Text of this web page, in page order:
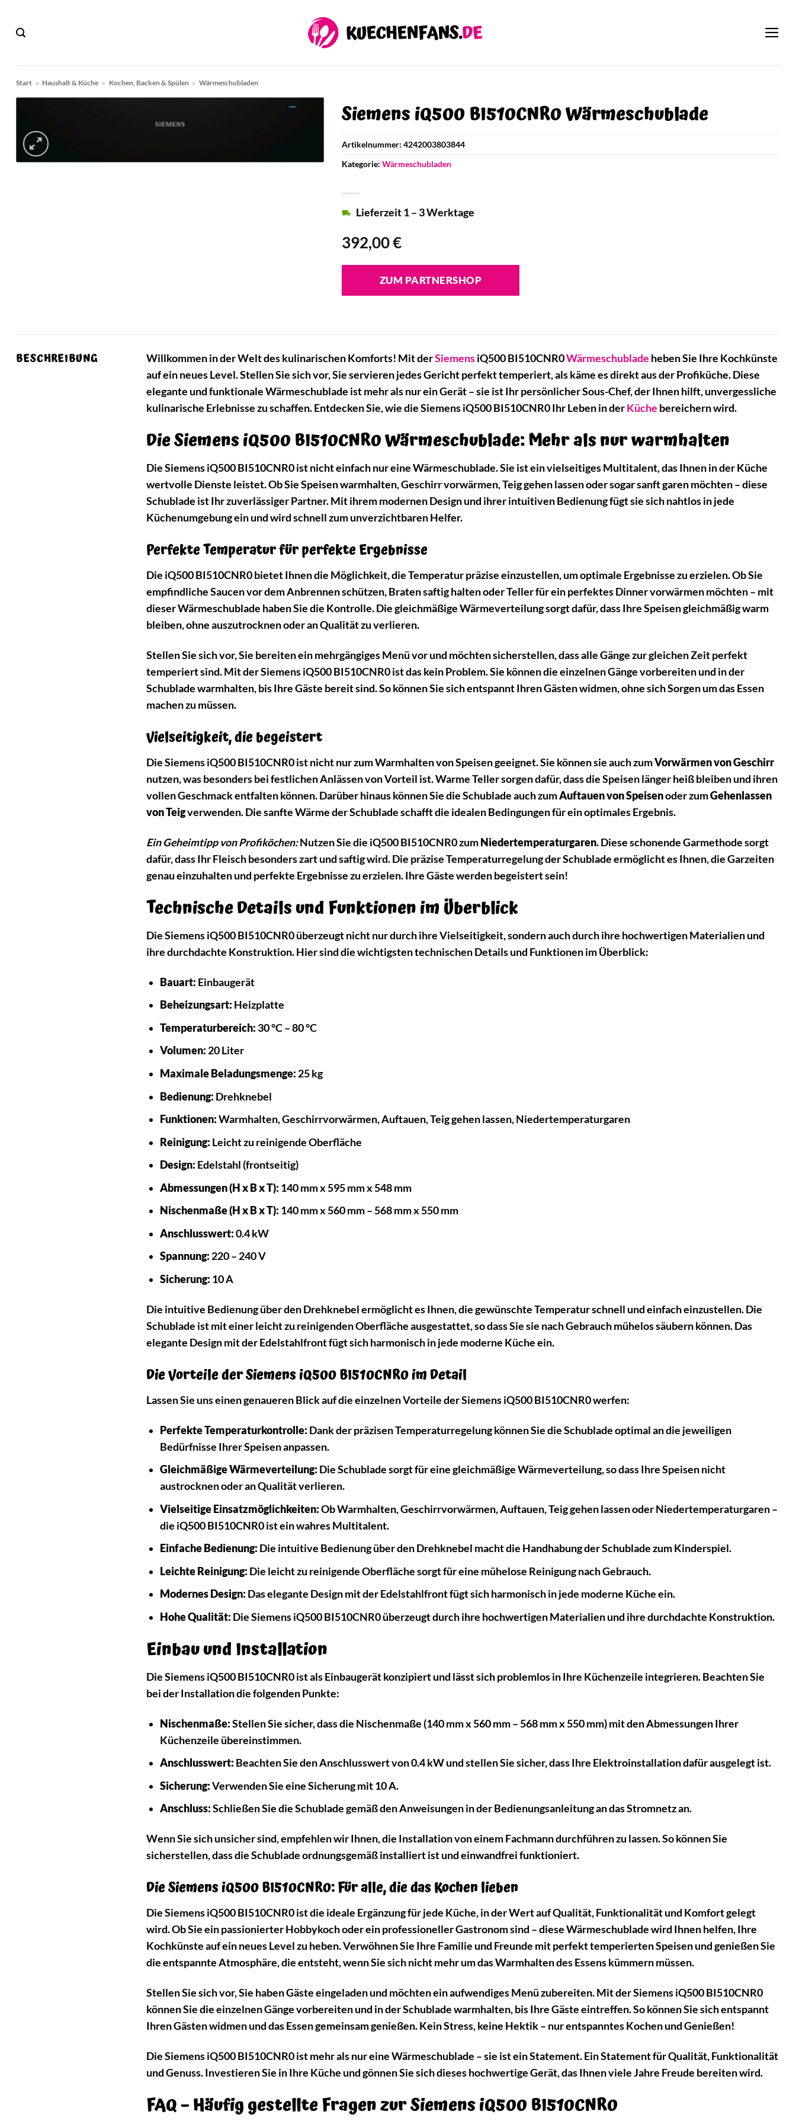
springen
Start » Haushalt & Küche » Kochen, Backen & Spülen » Wärmeschubladen
Siemens iQ500 BI510CNR0 Wärmeschublade
392,00€
Lieferzeit 1 – 3 Werktage
ZUM PARTNERSHOP
Artikelnummer: 4242003803844
Kategorie: Wärmeschubladen
BESCHREIBUNG Willkommen in der Welt des kulinarischen Komforts! Mit derSiemensiQ500 BI510CNR0Wärmeschublade heben Sie Ihre Kochkünste
auf ein neues Level. Stellen Sie sich vor, Sie servieren jedes Gericht perfekt temperiert, als käme es direkt aus der Profiküche. Diese
elegante und funktionale Wärmeschublade ist mehr als nur ein Gerät – sie ist Ihr persönlicher Sous-Chef, der Ihnen hilft, unvergessliche
kulinarische Erlebnisse zu schaffen. Entdecken Sie, wie die Siemens iQ500 BI510CNR0 Ihr Leben in derKüche bereichern wird.
Die Siemens iQ500 BI510CNR0 Wärmeschublade: Mehr als nur warmhalten
Die Siemens iQ500 BI510CNR0 ist nicht einfach nur eine Wärmeschublade. Sie ist ein vielseitiges Multitalent, das Ihnen in der Küche
wertvolle Dienste leistet. Ob Sie Speisen warmhalten, Geschirr vorwärmen, Teig gehen lassen oder sogar sanft garen möchten – diese
Schublade ist Ihr zuverlässiger Partner. Mit ihrem modernen Design und ihrer intuitiven Bedienung fügt sie sich nahtlos in jede
Küchenumgebung ein und wird schnell zum unverzichtbaren Helfer.
Perfekte Temperatur für perfekte Ergebnisse
Die iQ500 BI510CNR0 bietet Ihnen die Möglichkeit, die Temperatur präzise einzustellen, um optimale Ergebnisse zu erzielen. Ob Sie
empfindliche Saucen vor dem Anbrennen schützen, Braten saftig halten oder Teller für ein perfektes Dinner vorwärmen möchten – mit
dieser Wärmeschublade haben Sie die Kontrolle. Die gleichmäßige Wärmeverteilung sorgt dafür, dass Ihre Speisen gleichmäßig warm
bleiben, ohne auszutrocknen oder an Qualität zu verlieren.
Stellen Sie sich vor, Sie bereiten ein mehrgängiges Menü vor und möchten sicherstellen, dass alle Gänge zur gleichen Zeit perfekt
temperiert sind. Mit der Siemens iQ500 BI510CNR0 ist das kein Problem. Sie können die einzelnen Gänge vorbereiten und in der
Schublade warmhalten, bis Ihre Gäste bereit sind. So können Sie sich entspannt Ihren Gästen widmen, ohne sich Sorgen um das Essen
machen zu müssen.
Vielseitigkeit, die begeistert
Die Siemens iQ500 BI510CNR0 ist nicht nur zum Warmhalten von Speisen geeignet. Sie können sie auch zumVorwärmen von Geschirr
nutzen, was besonders bei festlichen Anlässen von Vorteil ist. Warme Teller sorgen dafür, dass die Speisen länger heiß bleiben und ihren
vollen Geschmack entfalten können. Darüber hinaus können Sie die Schublade auch zumAuftauen von Speisenoder zumGehenlassen
von Teigverwenden. Die sanfte Wärme der Schublade schafft die idealen Bedingungen für ein optimales Ergebnis.
Ein Geheimtipp von Profiköchen:Nutzen Sie die iQ500 BI510CNR0 zum Niedertemperaturgaren. Diese schonende Garmethode sorgt
dafür, dass Ihr Fleisch besonders zart und saftig wird. Die präzise Temperaturregelung der Schublade ermöglicht es Ihnen, die Garzeiten
genau einzuhalten und perfekte Ergebnisse zu erzielen. Ihre Gäste werden begeistert sein!
Technische Details und Funktionen im Überblick
Die Siemens iQ500 BI510CNR0 überzeugt nicht nur durch ihre Vielseitigkeit, sondern auch durch ihre hochwertigen Materialien und
ihre durchdachte Konstruktion. Hier sind die wichtigsten technischen Details und Funktionen im Überblick:
Bauart: Einbaugerät
Beheizungsart: Heizplatte
Temperaturbereich: 30 °C – 80 °C
Volumen:20 Liter
Maximale Beladungsmenge: 25 kg
Bedienung: Drehknebel
Funktionen:Warmhalten, Geschirrvorwärmen, Auftauen, Teig gehen lassen, Niedertemperaturgaren
Reinigung: Leicht zu reinigende Oberfläche
Design: Edelstahl (frontseitig)
Abmessungen (H x B x T): 140 mm x 595 mm x 548 mm
Nischenmaße (H x B x T): 140 mm x 560 mm – 568 mm x 550 mm
Anschlusswert:0.4 kW
Spannung:220 – 240 V
Sicherung: 10 A
Die intuitive Bedienung über den Drehknebel ermöglicht es Ihnen, die gewünschte Temperatur schnell und einfach einzustellen. Die
Schublade ist mit einer leicht zu reinigenden Oberfläche ausgestattet, so dass Sie sie nach Gebrauch mühelos säubern können. Das
elegante Design mit der Edelstahlfront fügt sich harmonisch in jede moderne Küche ein.
Die Vorteile der Siemens iQ500 BI510CNR0 im Detail
Lassen Sie uns einen genaueren Blick auf die einzelnen Vorteile der Siemens iQ500 BI510CNR0 werfen:
Perfekte Temperaturkontrolle: Dank der präzisen Temperaturregelung können Sie die Schublade optimal an die jeweiligen
Bedürfnisse Ihrer Speisen anpassen.
Gleichmäßige Wärmeverteilung: Die Schublade sorgt für eine gleichmäßige Wärmeverteilung, so dass Ihre Speisen nicht
austrocknen oder an Qualität verlieren.
Vielseitige Einsatzmöglichkeiten:Ob Warmhalten, Geschirrvorwärmen, Auftauen, Teig gehen lassen oder Niedertemperaturgaren –
die iQ500 BI510CNR0 ist ein wahres Multitalent.
Einfache Bedienung: Die intuitive Bedienung über den Drehknebel macht die Handhabung der Schublade zum Kinderspiel.
Leichte Reinigung: Die leicht zu reinigende Oberfläche sorgt für eine mühelose Reinigung nach Gebrauch.
Modernes Design: Das elegante Design mit der Edelstahlfront fügt sich harmonisch in jede moderne Küche ein.
Hohe Qualität: Die Siemens iQ500 BI510CNR0 überzeugt durch ihre hochwertigen Materialien und ihre durchdachte Konstruktion.
Einbau und Installation
Die Siemens iQ500 BI510CNR0 ist als Einbaugerät konzipiert und lässt sich problemlos in Ihre Küchenzeile integrieren. Beachten Sie
bei der Installation die folgenden Punkte:
Nischenmaße:Stellen Sie sicher, dass die Nischenmaße (140 mm x 560 mm – 568 mm x 550 mm) mit den Abmessungen Ihrer
Küchenzeile übereinstimmen.
Anschlusswert: Beachten Sie den Anschlusswert von 0.4 kW und stellen Sie sicher, dass Ihre Elektroinstallation dafür ausgelegt ist.
Sicherung:Verwenden Sie eine Sicherung mit 10 A.
Anschluss:Schließen Sie die Schublade gemäß den Anweisungen in der Bedienungsanleitung an das Stromnetz an.
Wenn Sie sich unsicher sind, empfehlen wir Ihnen, die Installation von einem Fachmann durchführen zu lassen. So können Sie
sicherstellen, dass die Schublade ordnungsgemäß installiert ist und einwandfrei funktioniert.
Die Siemens iQ500 BI510CNR0: Für alle, die das Kochen lieben
Die Siemens iQ500 BI510CNR0 ist die ideale Ergänzung für jede Küche, in der Wert auf Qualität, Funktionalität und Komfort gelegt
wird. Ob Sie ein passionierter Hobbykoch oder ein professioneller Gastronom sind – diese Wärmeschublade wird Ihnen helfen, Ihre
Kochkünste auf ein neues Level zu heben. Verwöhnen Sie Ihre Familie und Freunde mit perfekt temperierten Speisen und genießen Sie
die entspannte Atmosphäre, die entsteht, wenn Sie sich nicht mehr um das Warmhalten des Essens kümmern müssen.
Stellen Sie sich vor, Sie haben Gäste eingeladen und möchten ein aufwendiges Menü zubereiten. Mit der Siemens iQ500 BI510CNR0
können Sie die einzelnen Gänge vorbereiten und in der Schublade warmhalten, bis Ihre Gäste eintreffen. So können Sie sich entspannt
Ihren Gästen widmen und das Essen gemeinsam genießen. Kein Stress, keine Hektik – nur entspanntes Kochen und Genießen!
Die Siemens iQ500 BI510CNR0 ist mehr als nur eine Wärmeschublade – sie ist ein Statement. Ein Statement für Qualität, Funktionalität
und Genuss. Investieren Sie in Ihre Küche und gönnen Sie sich dieses hochwertige Gerät, das Ihnen viele Jahre Freude bereiten wird.
FAQ – Häufig gestellte Fragen zur Siemens iQ500 BI510CNR0